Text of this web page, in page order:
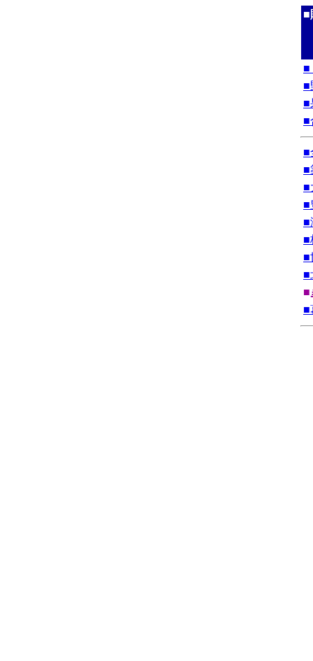
■
■
■
■
■
■
■
■
■
■
■
■
■
■
■